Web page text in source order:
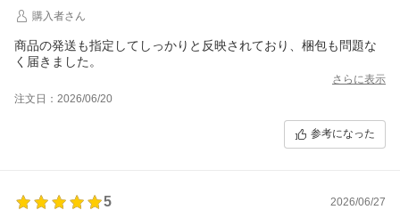
購入者さん
商品の発送も指定してしっかりと反映されており、梱包も問題な
く届きました。
さらに表示
注文日：2026/06/20
参考になった
5
2026/06/27